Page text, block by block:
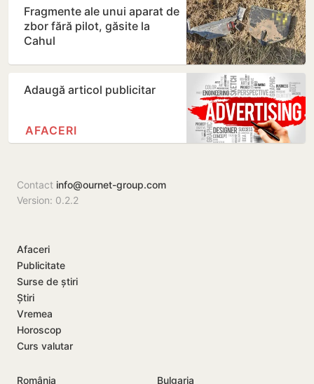
Fragmente ale unui aparat de
zbor fără pilot, găsite la
Cahul
Adaugă articol publicitar
AFACERI
Contact info@ournet-group.com
Version: 0.2.2
Afaceri
Publicitate
Surse de știri
Știri
Vremea
Horoscop
Curs valutar
România Bulgaria